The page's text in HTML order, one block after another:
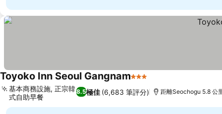
Toyoko Inn Seoul Gangnam3 星級
8.5極佳 (6,683 筆評分)
基本商務設施, 正宗韓
式自助早餐
距離Seochogu 5.8 公